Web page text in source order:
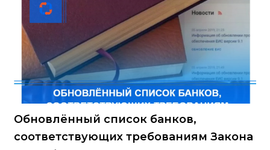
Обновлённый список банков,
соответствующих требованиям Закона